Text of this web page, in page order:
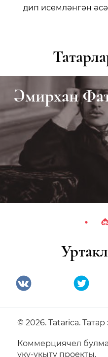
дип исемләнгән
Әмирхан
© 2026. Tatarica.
Коммерциячел
уку-укыту проекты.